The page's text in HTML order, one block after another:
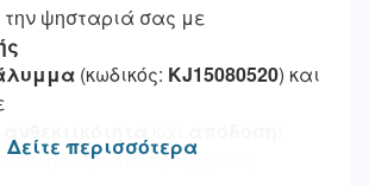
ψησταριά σας με
(κωδικός: KJ15080520) και
με την πιο προηγμένη
Δείτε περισσότερα